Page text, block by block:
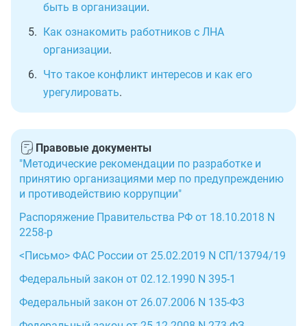
быть в организации.
Как ознакомить работников с ЛНА
организации.
Что такое конфликт интересов и как его
урегулировать.
Правовые документы
"Методические рекомендации по разработке и
принятию организациями мер по предупреждению
и противодействию коррупции"
Распоряжение Правительства РФ от 18.10.2018 N
2258-р
<Письмо> ФАС России от 25.02.2019 N СП/13794/19
Федеральный закон от 02.12.1990 N 395-1
Федеральный закон от 26.07.2006 N 135-ФЗ